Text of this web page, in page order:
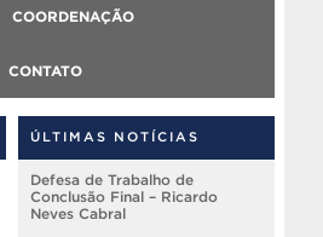
COORDENAÇÃO
CONTATO
ÚLTIMAS NOTÍCIAS
Defesa de Trabalho de
Conclusão Final – Ricardo
Neves Cabral